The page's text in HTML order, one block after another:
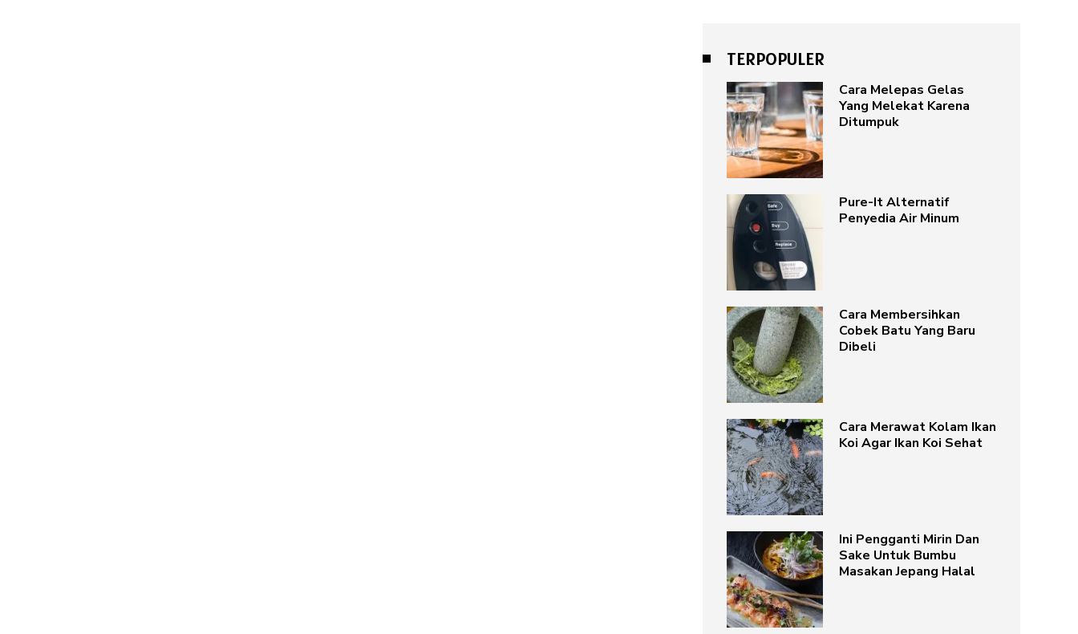
TERPOPULER
Cara Melepas Gelas
Yang Melekat Karena
Ditumpuk
Pure-It Alternatif
Penyedia Air Minum
Cara Membersihkan
Cobek Batu Yang Baru
Dibeli
Cara Merawat Kolam Ikan
Koi Agar Ikan Koi Sehat
Ini Pengganti Mirin Dan
Sake Untuk Bumbu
Masakan Jepang Halal